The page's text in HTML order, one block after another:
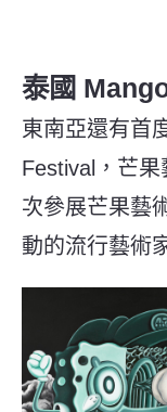
泰國
東南亞還有首
Festival，芒
次參展芒果藝
動的流行藝術